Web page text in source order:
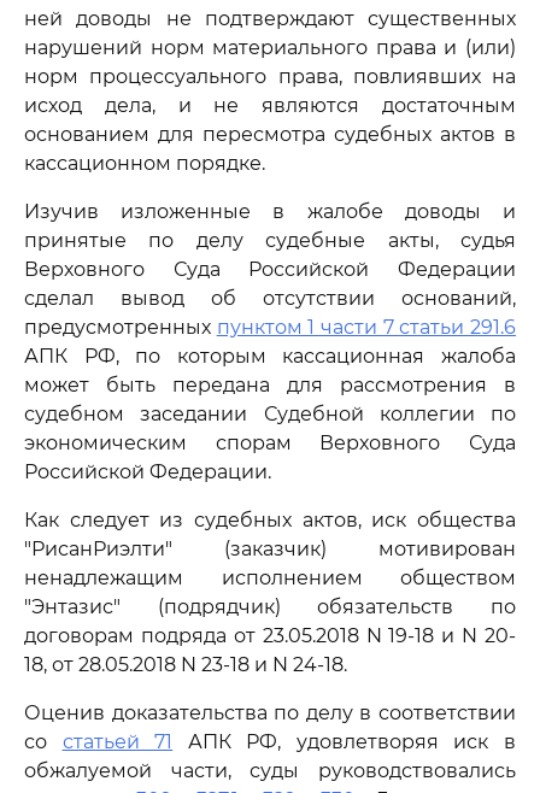
ней доводы не подтверждают существенных
нарушений норм материального права и (или)
норм процессуального права, повлиявших на
исход дела, и не являются достаточным
основанием для пересмотра судебных актов в
кассационном порядке.
Изучив изложенные в жалобе доводы и
принятые по делу судебные акты, судья
Верховного Суда Российской Федерации
сделал вывод об отсутствии оснований,
предусмотренных пунктом 1 части 7 статьи 291.6
АПК РФ, по которым кассационная жалоба
может быть передана для рассмотрения в
судебном заседании Судебной коллегии по
экономическим спорам Верховного Суда
Российской Федерации.
Как следует из судебных актов, иск общества
"РисанРиэлти" (заказчик) мотивирован
ненадлежащим исполнением обществом
"Энтазис" (подрядчик) обязательств по
договорам подряда от 23.05.2018 N 19-18 и N 20-
18, от 28.05.2018 N 23-18 и N 24-18.
Оценив доказательства по делу в соответствии
со статьей 71
АПК РФ, удовлетворяя иск в
обжалуемой части, суды руководствовались